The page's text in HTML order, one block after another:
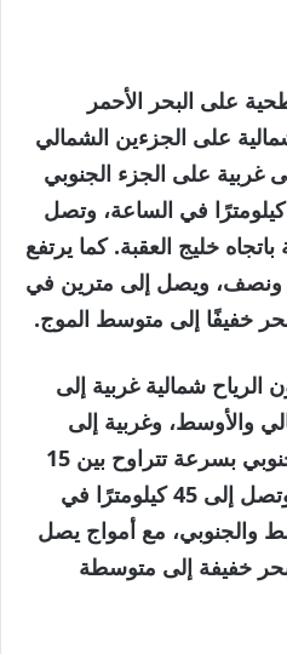
على البحر الأحمر
على الجزءين الشمالي
غربية على الجزء الجنوبي
بسرعة تتراوح بين 16 و38 كيلومترًا في الساعة، وتصل
باتجاه خليج العقبة. كما يرتفع
ونصف، ويصل إلى مترين في
خفيفًا إلى متوسط الموج.
الرياح شمالية غربية إلى
والأوسط، وغربية إلى
جنوبية غربية على الجزء الجنوبي بسرعة تتراوح بين 15
و35 كيلومترًا في الساعة، وتصل إلى 45 كيلومترًا في
والجنوبي، مع أمواج يصل
بحر خفيفة إلى متوسطة